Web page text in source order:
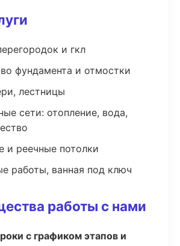
и гкл
фундамента и отмостки
лестницы
сети: отопление, вода,
и реечные потолки
работы, ванная под ключ
работы с нами
с графиком этапов и